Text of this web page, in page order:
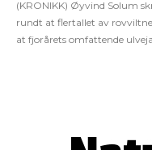
(KRONIKK) Øyvind Solum
rundt at flertallet av
at fjorårets omfattende